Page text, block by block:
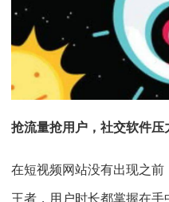
抢流量抢用户，社交软件压
在短视频网站没有出现之前
王者，用户时长都掌握在